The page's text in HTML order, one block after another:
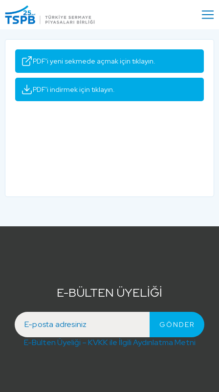
Close
PDF'i yeni sekmede açmak için tıklayın.
PDF'i indirmek için tıklayın.
E-BÜLTEN ÜYELİĞİ
E-Bülten Üyeliği – KVKK ile İlgili Aydınlatma Metni